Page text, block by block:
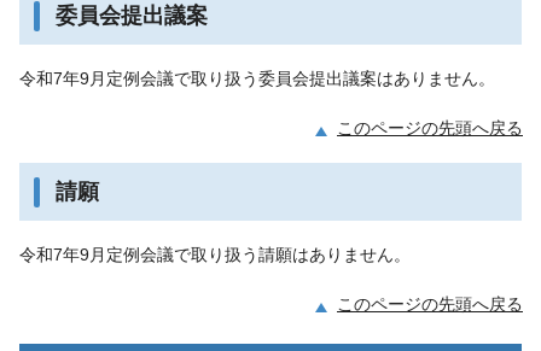
委員会提出議案
令和7年9月定例会議で取り扱う委員会提出議案はありません。
このページの先頭へ戻る
請願
令和7年9月定例会議で取り扱う請願はありません。
このページの先頭へ戻る